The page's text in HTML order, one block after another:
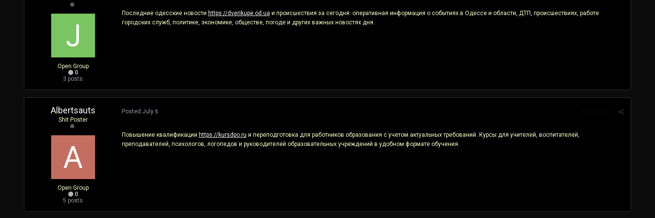
Open Group
0
3 posts
Последние одесские новости https://dverikupe.od.ua и происшествия за сегодня: оперативная информация о событиях в Одессе и области, ДТП, происшествиях, работе
городских служб, политике, экономике, обществе, погоде и других важных новостях дня.
Albertsauts
Shit Poster
Open Group
0
5 posts
Posted July 6
Повышение квалификации https://kursdpo.ru и переподготовка для работников образования с учетом актуальных требований. Курсы для учителей, воспитателей,
преподавателей, психологов, логопедов и руководителей образовательных учреждений в удобном формате обучения.